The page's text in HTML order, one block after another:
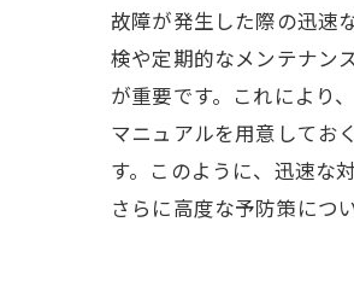
故障が発生した際の迅速
検や定期的なメンテナン
が重要です。これにより
マニュアルを用意してお
す。このように、迅速な
さらに高度な予防策につ